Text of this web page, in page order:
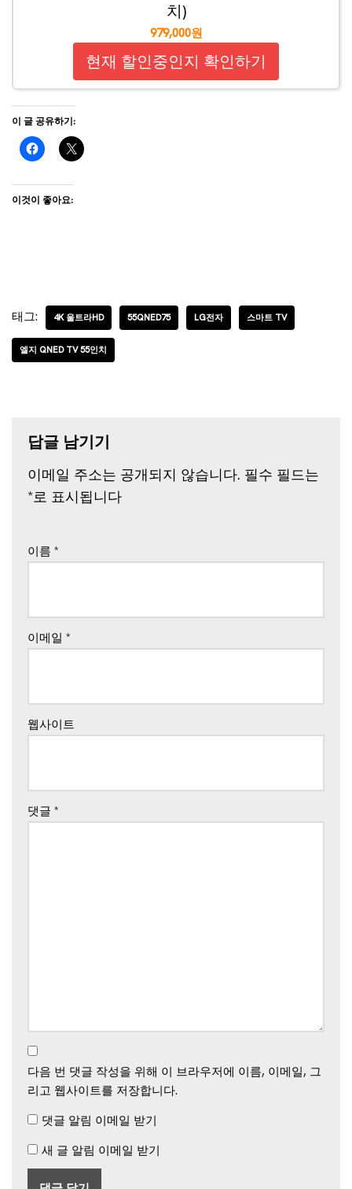
치)
979,000원
현재 할인중인지 확인하기
이 글 공유하기:
이것이 좋아요:
태그: 4K 울트라HD 55QNED75 LG전자 스마트 TV
엘지 QNED TV 55인치
답글 남기기
이메일 주소는 공개되지 않습니다. 필수 필드는
*로 표시됩니다
이름 *
이메일 *
웹사이트
댓글 *
다음 번 댓글 작성을 위해 이 브라우저에 이름, 이메일, 그
리고 웹사이트를 저장합니다.
댓글 알림 이메일 받기
새 글 알림 이메일 받기